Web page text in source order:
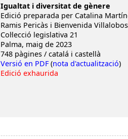
Igualtat i diversitat de gènere
Edició preparada per Catalina
Ramis Pericàs i Bienvenida
Col·lecció legislativa 21
Palma, maig de 2023
748 pàgines / catalá i castellà
Versió en PDF (nota d'actualització)
Edició exhaurida